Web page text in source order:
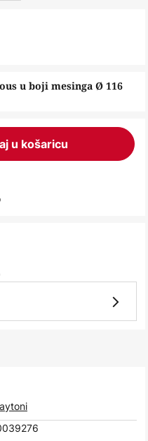
u boji mesinga Ø 116
u košaricu